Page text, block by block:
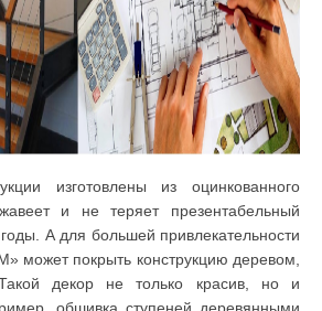
изготовлены из оцинкованного
и не теряет презентабельный
А для большей привлекательности
может покрыть конструкцию деревом,
декор не только красив, но и